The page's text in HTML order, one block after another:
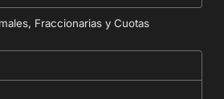
Fraccionarias y Cuotas